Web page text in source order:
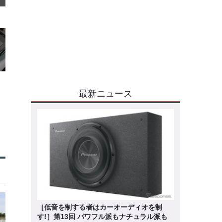
最新ニュース
［低音を制する者はカーオーディオを制
す!］第13回 パワフル派もナチュラル派も